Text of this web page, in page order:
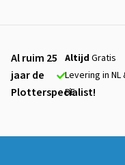
Al ruim 25
jaar de
Plotterspecialist!
Altijd Gratis
Levering in NL
BE